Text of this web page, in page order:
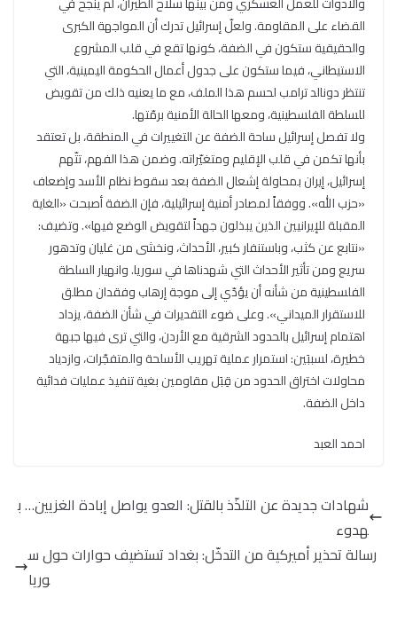
القضاء على المقاومة. ولعلّ إسرائيل تدرك أن المواجهة الكبرى
والحقيقية ستكون في الضفة، كونها تقع في قلب المشروع
الاستيطاني، فيما ستكون على جدول أعمال الحكومة اليمينية، التي
تنتظر دونالد ترامب لحسم هذا الملف، مع ما يعنيه ذلك من تقويض
للسلطة الفلسطينية، ومعها الحالة الأمنية برمّتها.
ولا تفصل إسرائيل ساحة الضفة عن التغييرات في المنطقة، بل تعتقد
بأنها تكمن في قلب الإقليم ومتغيّراته. وضمن هذا الفهم، تتّهم
إسرائيل، إيران بمحاولة إشعال الضفة بعد سقوط نظام الأسد وإضعاف
«حزب الله». ووفقاً لمصادر أمنية إسرائيلية، فإن الضفة أصبحت «الغاية
المقبلة للإيرانيين الذين يبذلون جهداً لتقويض الوضع فيها». وتضيف:
«نتابع عن كثب، وباستنفار كبير، الأحداث، ونخشى من غليان وتدهور
سريع ومن تأثير الأحداث التي شهدناها في سوريا. وانهيار السلطة
الفلسطينية من شأنه أن يؤدّي إلى موجة إرهاب وفقدان مطلق
للاستقرار الميداني». وعلى ضوء التقديرات في شأن الضفة، يزداد
اهتمام إسرائيل بالحدود الشرقية مع الأردن، والتي ترى فيها جبهة
خطيرة، لسببَين: استمرار عملية تهريب الأسلحة والمتفجّرات، وازدياد
محاولات اختراق الحدود من قِبَل مقاومين بغية تنفيذ عمليات فدائية
داخل الضفة.
احمد العبد
شهادات جديدة عن التلذّذ بالقتل: العدو يواصل إبادة الغزيين… ب
هدوء
رسالة تحذير أميركية من التدخّل: بغداد تستضيف حوارات حول س
وريا